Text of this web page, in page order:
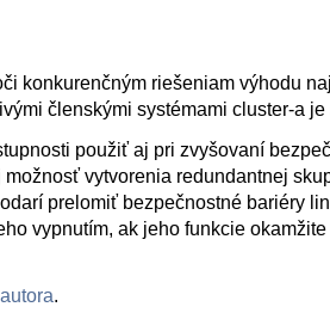
konkurenčným riešeniam výhodu
členskými systémami cluster-a je
použiť aj pri zvyšovaní
vytvorenia redundantnej
prelomiť bezpečnostné bariéry
vypnutím, ak jeho funkcie okamžite
.